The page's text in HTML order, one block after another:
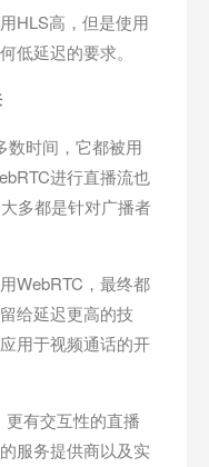
HLS高，但是使用
低延迟的要求。
数时间，它都被用
进行直播流也
多都是针对广播者
WebRTC，最终都
给延迟更高的技
用于视频通话的开
有交互性的直播
服务提供商以及实